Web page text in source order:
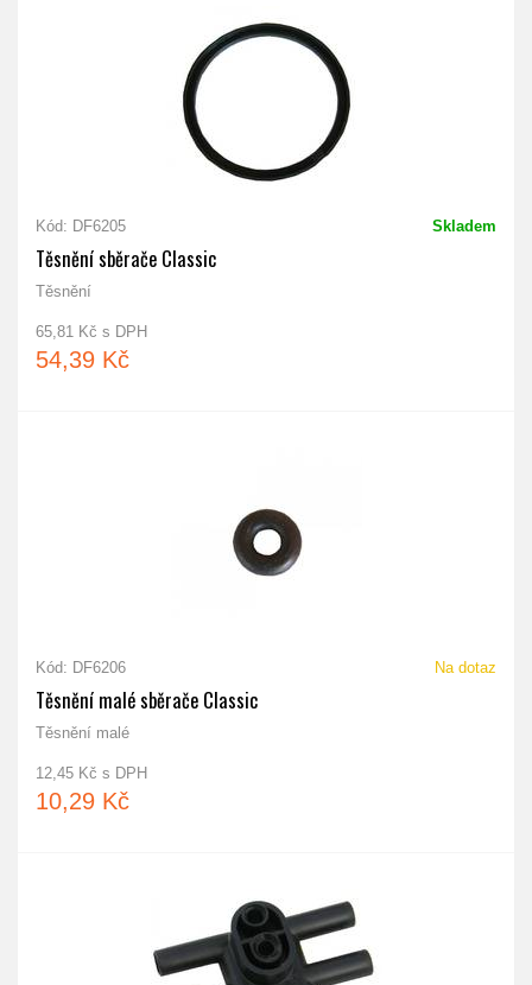
Kód: DF6205 Skladem
Těsnění sběrače Classic
Těsnění
65,81 Kč s DPH
54,39 Kč
Kód: DF6206 Na dotaz
Těsnění malé sběrače Classic
Těsnění malé
12,45 Kč s DPH
10,29 Kč